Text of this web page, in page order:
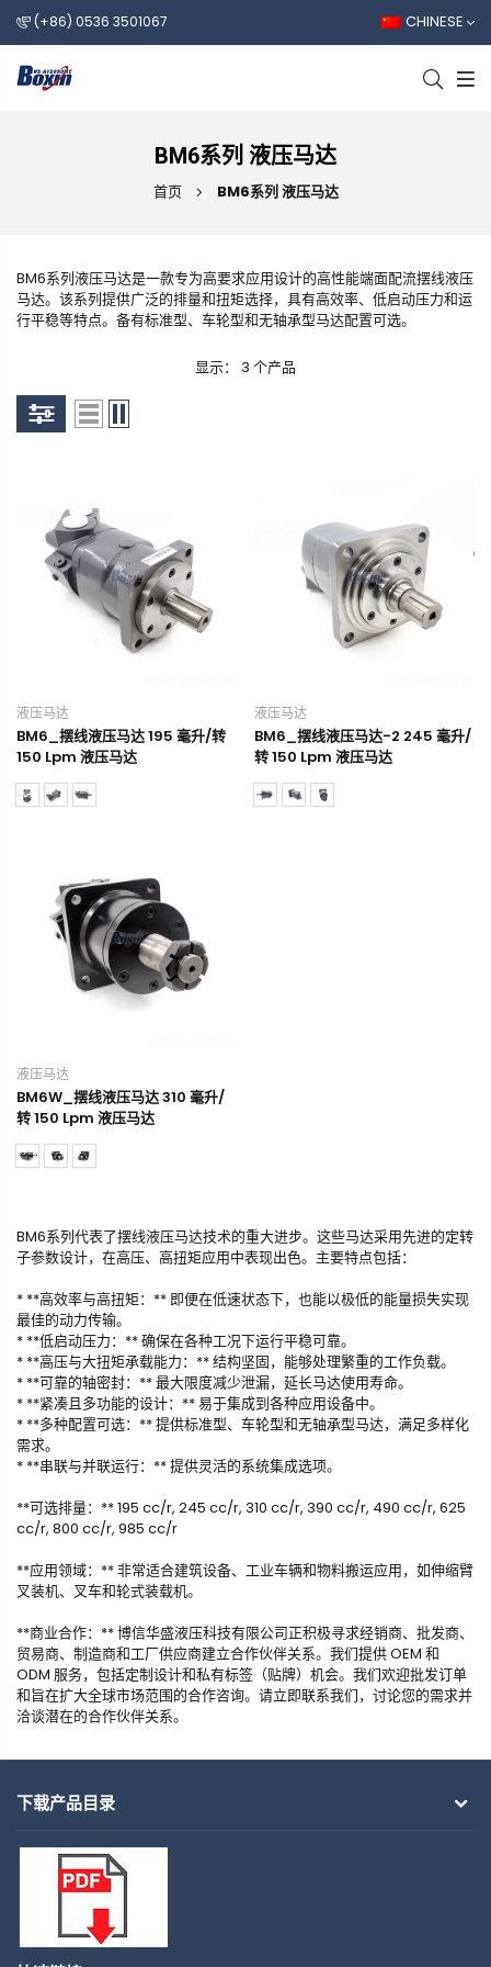
(+86) 0536 3501067 CHINESE
BM6系列 液压马达
首页 BM6系列 液压马达
BM6系列液压马达是一款专为高要求应用设计的高性能端面配流摆线液压
马达。该系列提供广泛的排量和扭矩选择，具有高效率、低启动压力和运
行平稳等特点。备有标准型、车轮型和无轴承型马达配置可选。
显示： 3 个产品
液压马达
BM6_摆线液压马达 195 毫升/转
150 Lpm 液压马达
液压马达
BM6_摆线液压马达-2 245 毫升/
转 150 Lpm 液压马达
液压马达
BM6W_摆线液压马达 310 毫升/
转 150 Lpm 液压马达
BM6系列代表了摆线液压马达技术的重大进步。这些马达采用先进的定转
子参数设计，在高压、高扭矩应用中表现出色。主要特点包括：
* **高效率与高扭矩：** 即便在低速状态下，也能以极低的能量损失实现
最佳的动力传输。
* **低启动压力：** 确保在各种工况下运行平稳可靠。
* **高压与大扭矩承载能力：** 结构坚固，能够处理繁重的工作负载。
* **可靠的轴密封：** 最大限度减少泄漏，延长马达使用寿命。
* **紧凑且多功能的设计：** 易于集成到各种应用设备中。
* **多种配置可选：** 提供标准型、车轮型和无轴承型马达，满足多样化
需求。
* **串联与并联运行：** 提供灵活的系统集成选项。
**可选排量：** 195 cc/r, 245 cc/r, 310 cc/r, 390 cc/r, 490 cc/r, 625
cc/r, 800 cc/r, 985 cc/r
**应用领域：** 非常适合建筑设备、工业车辆和物料搬运应用，如伸缩臂
叉装机、叉车和轮式装载机。
**商业合作：** 博信华盛液压科技有限公司正积极寻求经销商、批发商、
贸易商、制造商和工厂供应商建立合作伙伴关系。我们提供 OEM 和
ODM 服务，包括定制设计和私有标签（贴牌）机会。我们欢迎批发订单
和旨在扩大全球市场范围的合作咨询。请立即联系我们，讨论您的需求并
洽谈潜在的合作伙伴关系。
下载产品目录